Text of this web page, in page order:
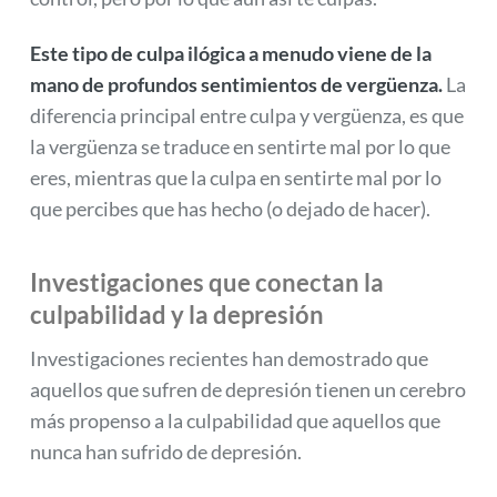
Este tipo de culpa ilógica a menudo viene de la
mano de profundos sentimientos de vergüenza.La
diferencia principal entre culpa y vergüenza, es que
la vergüenza se traduce en sentirte mal por lo que
eres, mientras que la culpa en sentirte mal por lo
que percibes que has hecho (o dejado de hacer).
Investigaciones que conectan la
culpabilidad y la depresión
Investigaciones recientes han demostrado que
aquellos que sufren de depresión tienen un cerebro
más propenso a la culpabilidad que aquellos que
nunca han sufrido de depresión.